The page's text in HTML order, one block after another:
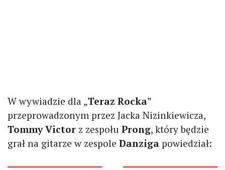
W wywiadzie dla „Teraz Rocka”
przeprowadzonym przez Jacka Nizinkiewicza,
Tommy Victor z zespołu Prong, który będzie
grał na gitarze w zespole Danziga powiedział: